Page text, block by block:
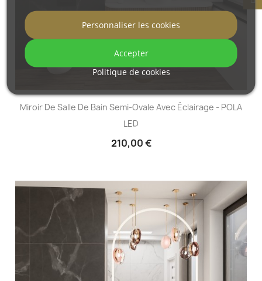
Miroir De Salle De Bain Semi-Ovale Avec Éclairage - POLA
LED
210,00 €
Politique de cookies
Personnaliser les cookies
Accepter